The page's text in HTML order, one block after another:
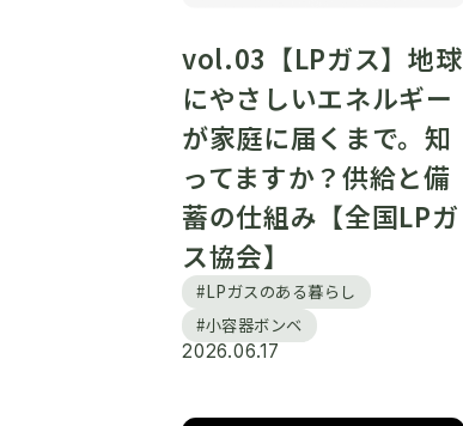
vol.03【LPガス】地球
にやさしいエネルギー
が家庭に届くまで。知
ってますか？供給と備
蓄の仕組み【全国LPガ
ス協会】
#LPガスのある暮らし
#小容器ボンベ
2026.06.17